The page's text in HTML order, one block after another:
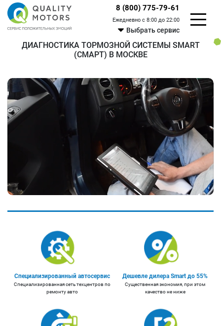
8 (800) 775-79-61
Ежедневно с 8:00 до 22:00
Выбрать сервис
ДИАГНОСТИКА ТОРМОЗНОЙ СИСТЕМЫ SMART
(СМАРТ) В МОСКВЕ
Специализированный автосервис
Специализированная сеть техцентров по
ремонту авто
Дешевле дилера Smart до 55%
Существенная экономия, при этом
качество не ниже